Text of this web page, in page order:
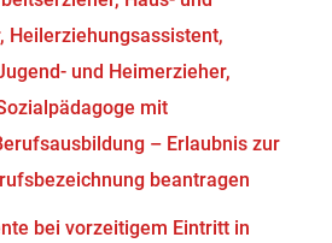
Heilerziehungsassistent,
und Heimerzieher,
mit
– Erlaubnis zur
beantragen
bei vorzeitigem Eintritt in